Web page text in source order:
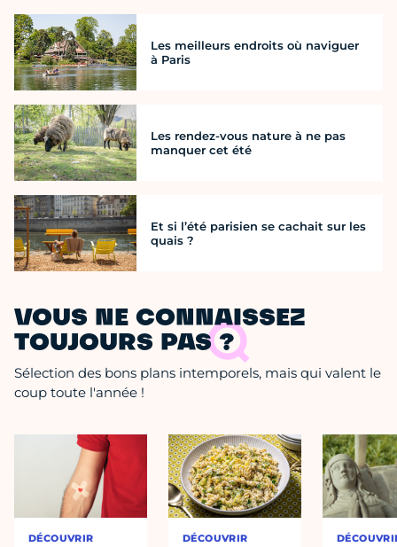
Les meilleurs endroits où naviguer
à Paris
Les rendez-vous nature à ne pas
manquer cet été
Et si l’été parisien se cachait sur les
quais ?
VOUS NE CONNAISSEZ
TOUJOURS PAS ?
Sélection des bons plans intemporels, mais qui valent le
coup toute l'année !
DÉCOUVRIR DÉCOUVRIR